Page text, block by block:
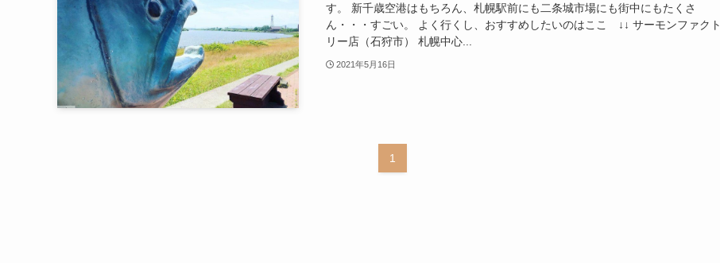
す。 新千歳空港はもちろん、札幌駅前にも二条城市場にも街中にもたくさ
ん・・・すごい。 よく行くし、おすすめしたいのはここ ↓↓ サーモンファクト
リー店（石狩市） 札幌中心...
2021年5月16日
1